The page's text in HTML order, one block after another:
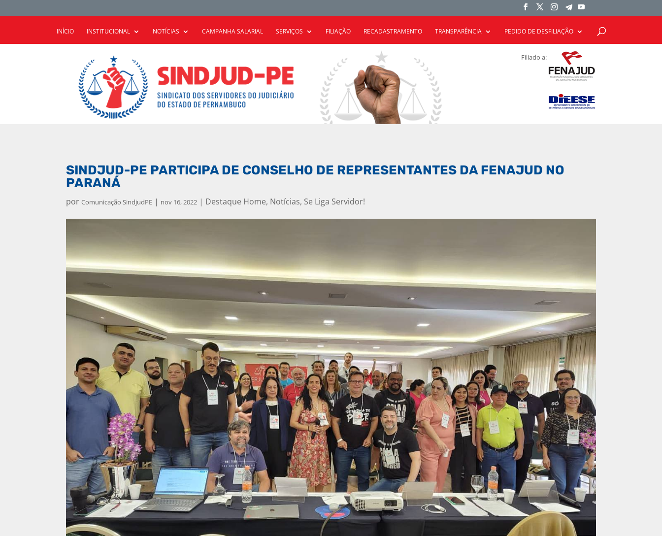
INÍCIO INSTITUCIONAL NOTÍCIAS CAMPANHA SALARIAL SERVIÇOS FILIAÇÃO RECADASTRAMENTO TRANSPARÊNCIA PEDIDO DE DESFILIAÇÃO
Filiado a:
SINDJUD-PE PARTICIPA DE CONSELHO DE REPRESENTANTES DA FENAJUD NO
PARANÁ
porComunicação SindjudPE | nov 16, 2022 | Destaque Home, Notícias, Se Liga Servidor!